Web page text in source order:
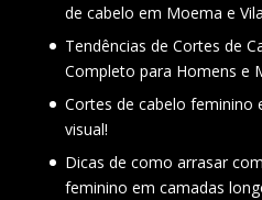
de cabelo em Moema e
Tendências de Cortes de
Completo para Homens e
Cortes de cabelo feminino
visual!
Dicas de como arrasar
feminino em camadas